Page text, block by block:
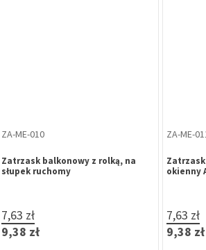
"FASTER" do
SZ-GA-009
Szyld okrągły
na wkładkę